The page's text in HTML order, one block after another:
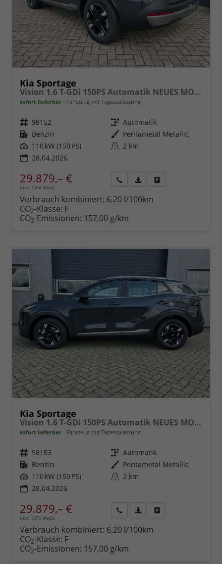
Kia Sportage
Vision 1.6 T-GDi 150PS Automatik NEUES MODELL MY26 FACELIFT Sitzheizung Lenkradheizung Klimaautomatik Navi Bluetooth Touchscreen Apple CarPlay Android Auto PDC v+h 17"LM Rückf.Kamera ACC 2x Keyless
sofort lieferbar Fahrzeug mit Tageszulassung
Fahrzeugnr. 98152 Getriebe Automatik
Kraftstoff Benzin Außenfarbe Pentametal Metallic
Leistung 110 kW (150 PS) Kilometerstand 2 km
28.04.2026
29.879,– €
incl. 19% MwSt.
anfordern
Datei,
Verbrauch kombiniert: 6,20 l/100km
CO2-Klasse: F
CO2-Emissionen: 157,00 g/km
Kia Sportage
Vision 1.6 T-GDi 150PS Automatik NEUES MODELL MY26 FACELIFT Sitzheizung Lenkradheizung Klimaautomatik Navi Bluetooth Touchscreen Apple CarPlay Android Auto PDC v+h 17"LM Rückf.Kamera ACC 2x Keyless
sofort lieferbar Fahrzeug mit Tageszulassung
Fahrzeugnr. 98153 Getriebe Automatik
Kraftstoff Benzin Außenfarbe Pentametal Metallic
Leistung 110 kW (150 PS) Kilometerstand 2 km
28.04.2026
29.879,– €
incl. 19% MwSt.
anfordern
Datei,
Verbrauch kombiniert: 6,20 l/100km
CO2-Klasse: F
CO2-Emissionen: 157,00 g/km